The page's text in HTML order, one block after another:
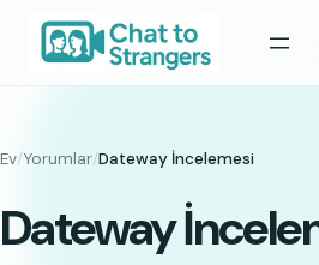
İçeriğe
Ev/Yorumlar/Dateway İncelemesi
Dateway